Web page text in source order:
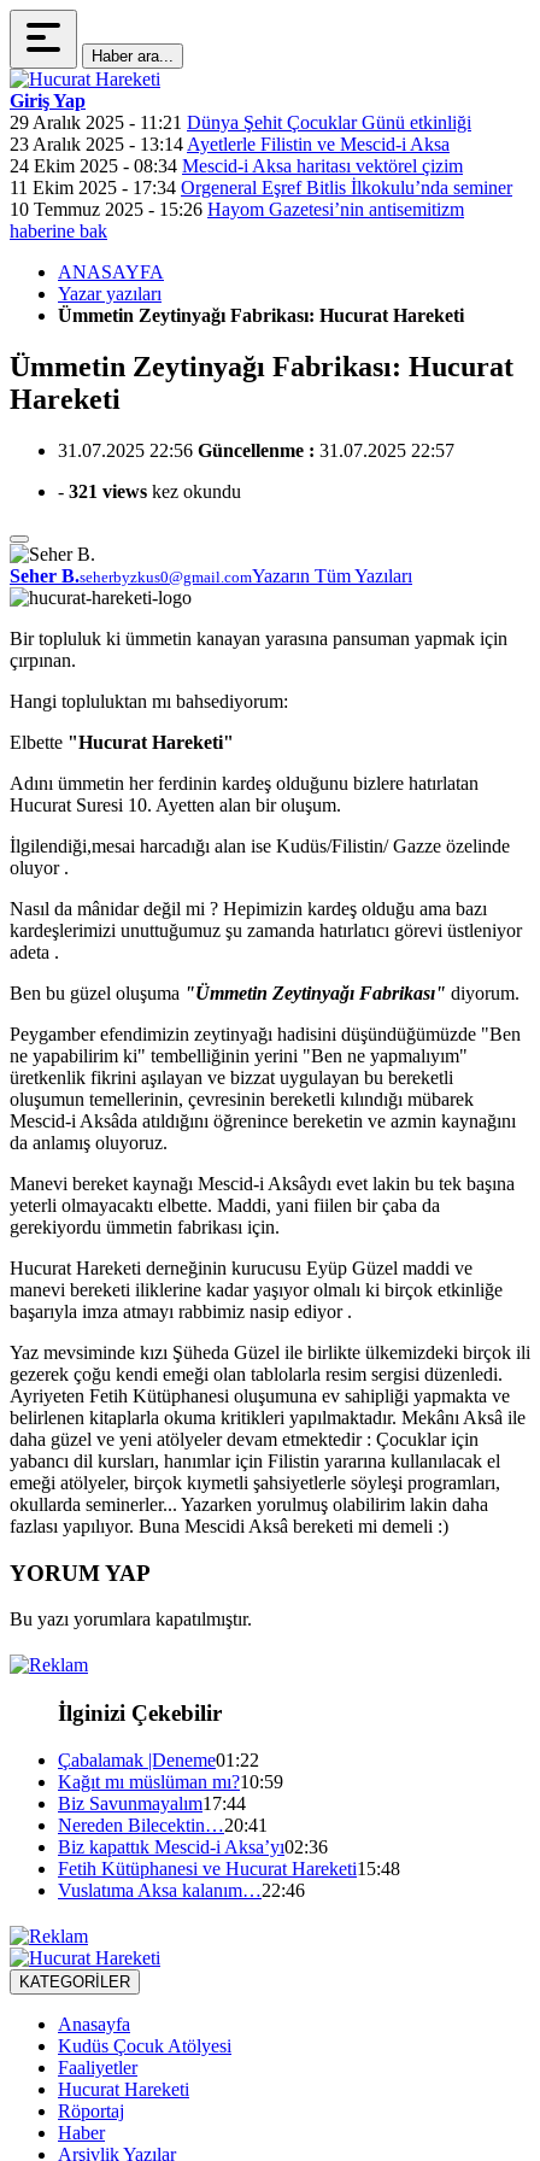
Haber ara...
Giriş Yap
29 Aralık 2025 - 11:21 Dünya Şehit Çocuklar Günü etkinliği
23 Aralık 2025 - 13:14 Ayetlerle Filistin ve Mescid-i Aksa
24 Ekim 2025 - 08:34 Mescid-i Aksa haritası vektörel çizim
11 Ekim 2025 - 17:34 Orgeneral Eşref Bitlis İlkokulu’nda seminer
10 Temmuz 2025 - 15:26 Hayom Gazetesi’nin antisemitizm
haberine bak
ANASAYFA
Yazar yazıları
Ümmetin Zeytinyağı Fabrikası: Hucurat Hareketi
Ümmetin Zeytinyağı Fabrikası: Hucurat
Hareketi
31.07.2025 22:56 Güncellenme : 31.07.2025 22:57
- 321 views kez okundu
Seher B.seherbyzkus0@gmail.comYazarın Tüm Yazıları
Bir topluluk ki ümmetin kanayan yarasına pansuman yapmak için
çırpınan.
Hangi topluluktan mı bahsediyorum:
Elbette "Hucurat Hareketi"
Adını ümmetin her ferdinin kardeş olduğunu bizlere hatırlatan
Hucurat Suresi 10. Ayetten alan bir oluşum.
İlgilendiği,mesai harcadığı alan ise Kudüs/Filistin/ Gazze özelinde
oluyor .
Nasıl da mânidar değil mi ? Hepimizin kardeş olduğu ama bazı
kardeşlerimizi unuttuğumuz şu zamanda hatırlatıcı görevi üstleniyor
adeta .
Ben bu güzel oluşuma "Ümmetin Zeytinyağı Fabrikası" diyorum.
Peygamber efendimizin zeytinyağı hadisini düşündüğümüzde "Ben
ne yapabilirim ki" tembelliğinin yerini "Ben ne yapmalıyım"
üretkenlik fikrini aşılayan ve bizzat uygulayan bu bereketli
oluşumun temellerinin, çevresinin bereketli kılındığı mübarek
Mescid-i Aksâda atıldığını öğrenince bereketin ve azmin kaynağını
da anlamış oluyoruz.
Manevi bereket kaynağı Mescid-i Aksâydı evet lakin bu tek başına
yeterli olmayacaktı elbette. Maddi, yani fiilen bir çaba da
gerekiyordu ümmetin fabrikası için.
Hucurat Hareketi derneğinin kurucusu Eyüp Güzel maddi ve
manevi bereketi iliklerine kadar yaşıyor olmalı ki birçok etkinliğe
başarıyla imza atmayı rabbimiz nasip ediyor .
Yaz mevsiminde kızı Şüheda Güzel ile birlikte ülkemizdeki birçok ili
gezerek çoğu kendi emeği olan tablolarla resim sergisi düzenledi.
Ayriyeten Fetih Kütüphanesi oluşumuna ev sahipliği yapmakta ve
belirlenen kitaplarla okuma kritikleri yapılmaktadır. Mekânı Aksâ ile
daha güzel ve yeni atölyeler devam etmektedir : Çocuklar için
yabancı dil kursları, hanımlar için Filistin yararına kullanılacak el
emeği atölyeler, birçok kıymetli şahsiyetlerle söyleşi programları,
okullarda seminerler... Yazarken yorulmuş olabilirim lakin daha
fazlası yapılıyor. Buna Mescidi Aksâ bereketi mi demeli :)
YORUM YAP
Bu yazı yorumlara kapatılmıştır.
İlginizi Çekebilir
Çabalamak |Deneme01:22
Kağıt mı müslüman mı?10:59
Biz Savunmayalım17:44
Nereden Bilecektin…20:41
Biz kapattık Mescid-i Aksa’yı02:36
Fetih Kütüphanesi ve Hucurat Hareketi15:48
Vuslatıma Aksa kalanım…22:46
KATEGORİLER
Anasayfa
Kudüs Çocuk Atölyesi
Faaliyetler
Hucurat Hareketi
Röportaj
Haber
Arşivlik Yazılar